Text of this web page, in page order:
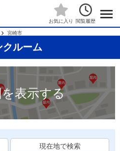
お気に入り 閲覧履歴
宮崎市
ルーム
表示する
現在地で検索